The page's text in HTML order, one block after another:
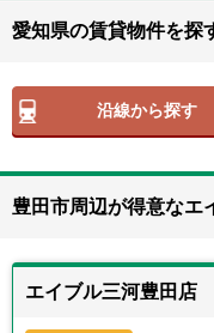
愛知県の賃貸物件を探
沿線から探す
豊田市周辺が得意なエ
エイブル三河豊田店